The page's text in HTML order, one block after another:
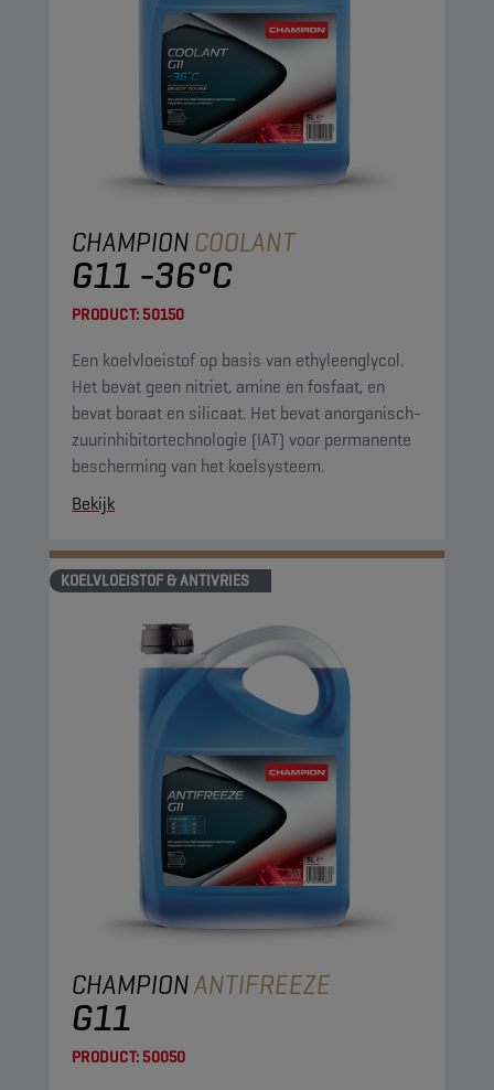
CHAMPIONCOOLANT
G11 -36°C
PRODUCT:50150
Een koelvloeistof op basis van ethyleenglycol.
Het bevat geen nitriet, amine en fosfaat, en
bevat boraat en silicaat. Het bevat anorganisch-
zuurinhibitortechnologie (IAT) voor permanente
bescherming van het koelsysteem.
Bekijk
KOELVLOEISTOF & ANTIVRIES
CHAMPIONANTIFREEZE
G11
PRODUCT:50050